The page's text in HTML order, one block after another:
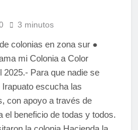
3 minutos
colonias en zona sur ●
mi Colonia a Color
2025.- Para que nadie se
escucha las
con apoyo a través de
el beneficio de todas y todos.